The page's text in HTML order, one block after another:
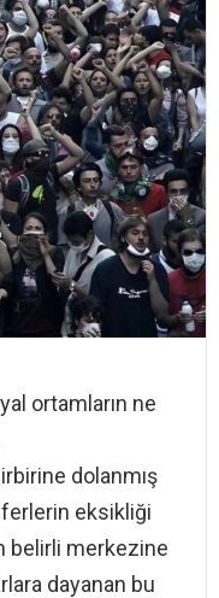
ortamların ne
dolanmış
eksikliği
belirli merkezine
dayanan bu